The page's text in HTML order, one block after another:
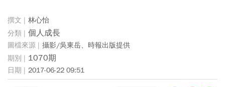
林心怡
個人成長
攝影/吳東岳、時報出版提供
1070期
2017-06-22 09:51